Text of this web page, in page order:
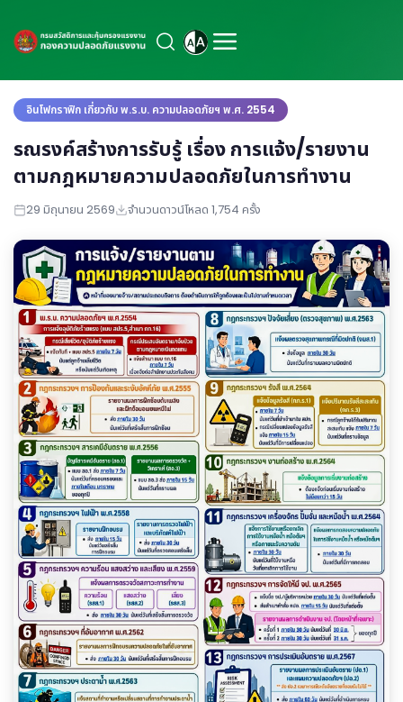
อินโฟกราฟิก เกี่ยวกับ พ.ร.บ. ความปลอดภัยฯ พ.ศ. 2554
รณรงค์สร้างการรับรู้ เรื่อง การแจ้ง/รายงาน
ตามกฎหมายความปลอดภัยในการทำงาน
29 มิถุนายน 2569 จำนวนดาวน์โหลด 1,754 ครั้ง